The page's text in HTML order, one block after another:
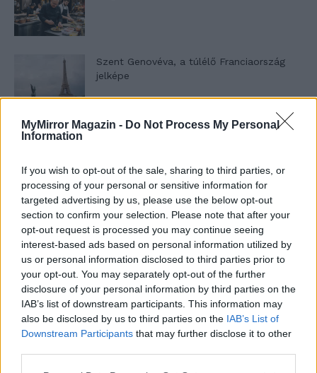
MyMirror Magazin - Do Not Process My Personal
Information
If you wish to opt-out of the sale, sharing to third parties, or
processing of your personal or sensitive information for
targeted advertising by us, please use the below opt-out
section to confirm your selection. Please note that after your
opt-out request is processed you may continue seeing
interest-based ads based on personal information utilized by
us or personal information disclosed to third parties prior to
your opt-out. You may separately opt-out of the further
disclosure of your personal information by third parties on the
IAB’s list of downstream participants. This information may
also be disclosed by us to third parties on the IAB’s List of
Downstream Participants that may further disclose it to other
Szent Genovéva, a túlélő Franciaország
jelképe
Minka 12. rész
Minka 11. rész
T. szereti a fiatal lányokat 14. rész
Pedig szóltam… – Miért nem hiszünk a